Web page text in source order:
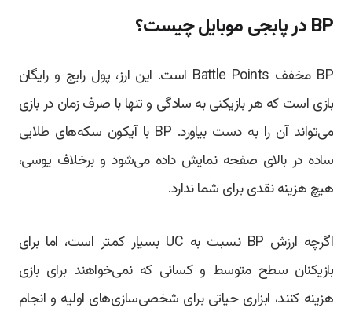
BP در پابجی موبایل چیست؟
BP مخفف Battle Points است. این ارز، پول رایج و رایگان
بازی است که هر بازیکنی به سادگی و تنها با صرف زمان در بازی
می‌تواند آن را به دست بیاورد. BP با آیکون سکه‌های طلایی
ساده در بالای صفحه نمایش داده می‌شود و برخلاف یوسی،
هیچ هزینه نقدی برای شما ندارد.
اگرچه ارزش BP نسبت به UC بسیار کمتر است، اما برای
بازیکنان سطح متوسط و کسانی که نمی‌خواهند برای بازی
هزینه کنند، ابزاری حیاتی برای شخصی‌سازی‌های اولیه و انجام